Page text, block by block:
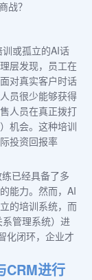
战？
或孤立的AI话
层发现，员工在
对真实客户时话
员很少能够获得
人员在真正拨打
机会。这种培训
投资回报率
已经具备了多
能力。然而，AI
的培训系统，而
管理系统）进
化闭环，企业才
CRM进行